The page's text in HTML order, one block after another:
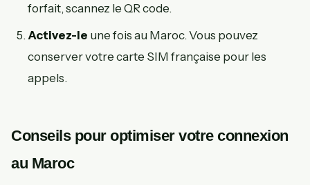
forfait, scannez le QR code.
Activez-le une fois au Maroc. Vous pouvez
conserver votre carte SIM française pour les
appels.
Conseils pour optimiser votre connexion
au Maroc